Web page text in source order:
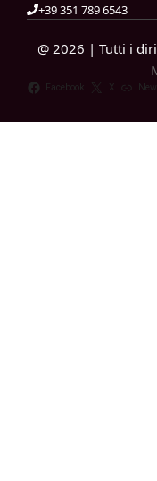
+39 351 789 6543
@ 2026 | Tutti i
Facebook X